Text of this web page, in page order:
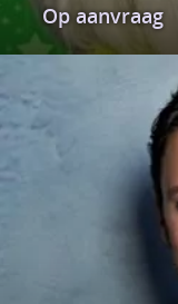
Op aanvraag